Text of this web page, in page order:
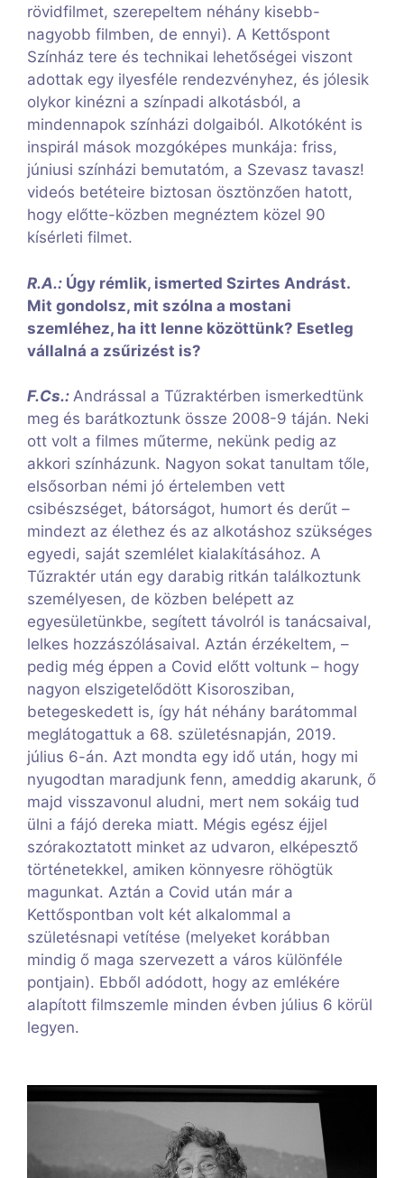
rövidfilmet, szerepeltem néhány kisebb-
nagyobb filmben, de ennyi). A Kettőspont
Színház tere és technikai lehetőségei viszont
adottak egy ilyesféle rendezvényhez, és jólesik
olykor kinézni a színpadi alkotásból, a
mindennapok színházi dolgaiból. Alkotóként is
inspirál mások mozgóképes munkája: friss,
júniusi színházi bemutatóm, a Szevasz tavasz!
videós betéteire biztosan ösztönzően hatott,
hogy előtte-közben megnéztem közel 90
kísérleti filmet.
R.A.: Úgy rémlik, ismerted Szirtes Andrást.
Mit gondolsz, mit szólna a mostani
szemléhez, ha itt lenne közöttünk? Esetleg
vállalná a zsűrizést is?
F.Cs.: Andrással a Tűzraktérben ismerkedtünk
meg és barátkoztunk össze 2008-9 táján. Neki
ott volt a filmes műterme, nekünk pedig az
akkori színházunk. Nagyon sokat tanultam tőle,
elsősorban némi jó értelemben vett
csibészséget, bátorságot, humort és derűt –
mindezt az élethez és az alkotáshoz szükséges
egyedi, saját szemlélet kialakításához. A
Tűzraktér után egy darabig ritkán találkoztunk
személyesen, de közben belépett az
egyesületünkbe, segített távolról is tanácsaival,
lelkes hozzászólásaival. Aztán érzékeltem, –
pedig még éppen a Covid előtt voltunk – hogy
nagyon elszigetelődött Kisorosziban,
betegeskedett is, így hát néhány barátommal
meglátogattuk a 68. születésnapján, 2019.
július 6-án. Azt mondta egy idő után, hogy mi
nyugodtan maradjunk fenn, ameddig akarunk, ő
majd visszavonul aludni, mert nem sokáig tud
ülni a fájó dereka miatt. Mégis egész éjjel
szórakoztatott minket az udvaron, elképesztő
történetekkel, amiken könnyesre röhögtük
magunkat. Aztán a Covid után már a
Kettőspontban volt két alkalommal a
születésnapi vetítése (melyeket korábban
mindig ő maga szervezett a város különféle
pontjain). Ebből adódott, hogy az emlékére
alapított filmszemle minden évben július 6 körül
legyen.